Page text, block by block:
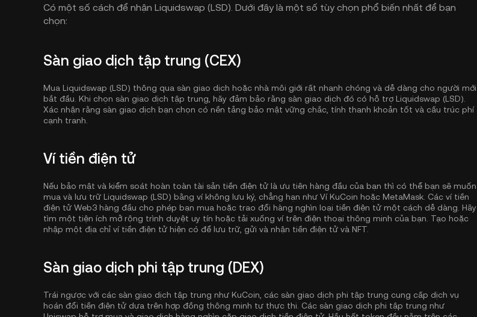
Có một số cách để nhận Liquidswap (LSD). Dưới đây là một số tùy chọn phổ biến nhất để bạn
chọn:
Sàn giao dịch tập trung (CEX)
Mua Liquidswap (LSD) thông qua sàn giao dịch hoặc nhà môi giới rất nhanh chóng và dễ dàng cho người mới
bắt đầu. Khi chọn sàn giao dịch tập trung, hãy đảm bảo rằng sàn giao dịch đó có hỗ trợ Liquidswap (LSD).
Xác nhận rằng sàn giao dịch bạn chọn có nền tảng bảo mật vững chắc, tính thanh khoản tốt và cấu trúc phí
cạnh tranh.
Ví tiền điện tử
Nếu bảo mật và kiểm soát hoàn toàn tài sản tiền điện tử là ưu tiên hàng đầu của bạn thì có thể bạn sẽ muốn
mua và lưu trữ Liquidswap (LSD) bằng ví không lưu ký, chẳng hạn như Ví KuCoin hoặc MetaMask. Các ví tiền
điện tử Web3 hàng đầu cho phép bạn mua hoặc trao đổi hàng nghìn loại tiền điện tử một cách dễ dàng. Hãy
tìm một tiện ích mở rộng trình duyệt uy tín hoặc tải xuống ví trên điện thoại thông minh của bạn. Tạo hoặc
nhập một địa chỉ ví tiền điện tử hiện có để lưu trữ, gửi và nhận tiền điện tử và NFT.
Sàn giao dịch phi tập trung (DEX)
Trái ngược với các sàn giao dịch tập trung như KuCoin, các sàn giao dịch phi tập trung cung cấp dịch vụ
hoán đổi tiền điện tử dựa trên hợp đồng thông minh tự thực thi. Các sàn giao dịch phi tập trung như